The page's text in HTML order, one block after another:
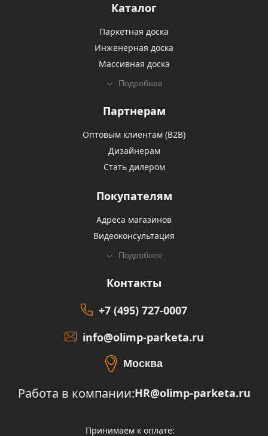
Каталог
Паркетная доска
Инженерная доска
Массивная доска
Подробнее
Партнерам
Оптовым клиентам (В2В)
Дизайнерам
Стать дилером
Покупателям
Адреса магазинов
Видеоконсультация
Подробнее
Контакты
+7 (495) 727-0007
info@olimp-parketa.ru
Москва
Работа в компании:HR@olimp-parketa.ru
Принимаем к оплате: